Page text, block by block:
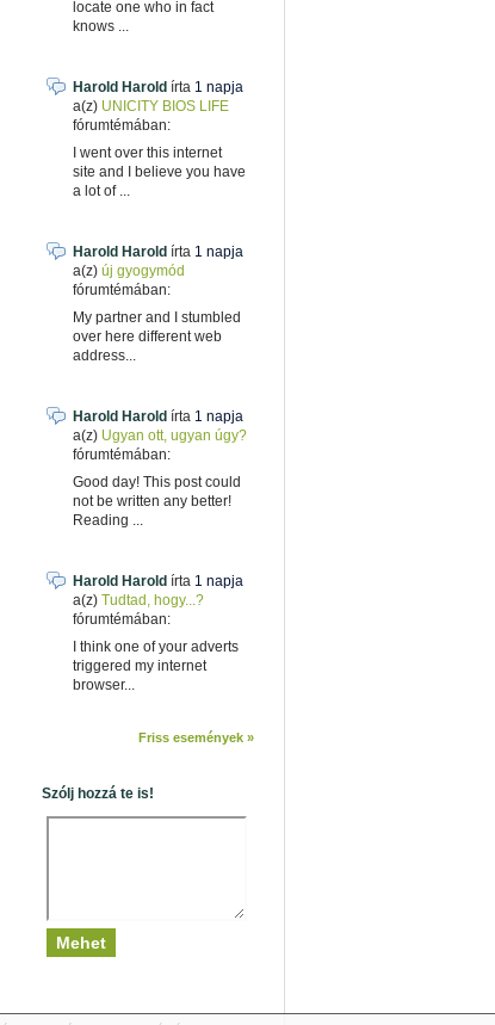
locate one who in fact
knows ...
Harold Harold írta 1 napja
a(z) UNICITY BIOS LIFE
fórumtémában:
I went over this internet
site and I believe you have
a lot of ...
Harold Harold írta 1 napja
a(z) új gyogymód
fórumtémában:
My partner and I stumbled
over here different web
address...
Harold Harold írta 1 napja
a(z) Ugyan ott, ugyan úgy?
fórumtémában:
Good day! This post could
not be written any better!
Reading ...
Harold Harold írta 1 napja
a(z) Tudtad, hogy...?
fórumtémában:
I think one of your adverts
triggered my internet
browser...
Friss események »
Szólj hozzá te is!